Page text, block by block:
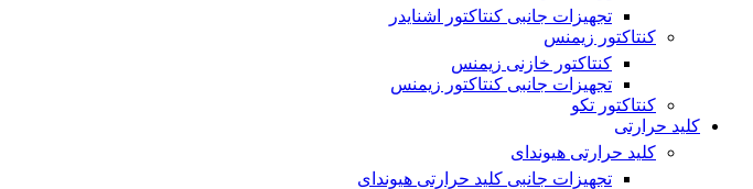
تجهیزات جانبی کنتاکتور اشنایدر
کنتاکتور زیمنس
کنتاکتور خازنی زیمنس
تجهیزات جانبی کنتاکتور زیمنس
کنتاکتور تکو
کلید حرارتی
کلید حرارتی هیوندای
تجهیزات جانبی کلید حرارتی هیوندای